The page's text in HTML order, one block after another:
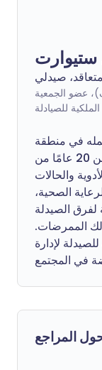
صيدلي
عضو الجمعية
الملكية للصيادلة
في منطقة
ميدلاندز وجنوب يوركشاير ولديه أكثر من 20 عامًا من
والحالات
الصحية،
لفرق الصيدلة
الممرضات.
لإدارة
المراجع